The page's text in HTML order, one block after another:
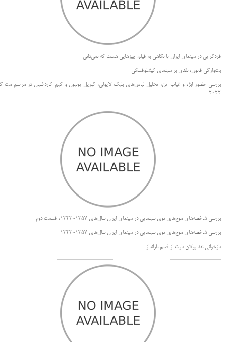
فردگرایی در سینمای ایران با نگاهی به فیلم چیزهایی هست که نمی‌دانی
بت‌وارگی قانون، نقدی بر سینمای کیشلوفسکی
بررسی حضور ابژه و غیاب تن، تحلیل لباس‌های بلیک لایولی، گبریل یونیون و کیم کارداشیان در مراسم مت
۲۰۲۲
بررسی شاخصه‌های موج‌های نوی سینمایی در سینمای ایران سال‌های 1357-1343، قسمت دوم
بررسی شاخصه‌های موج‌های نوی سینمایی در سینمای ایران سال‌های 1357-1343
بازخوانی نقد رولان بارت از فیلم بارانداز